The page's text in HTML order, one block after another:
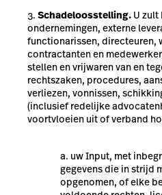
Schadeloosstelling. U
ondernemingen, externe
functionarissen, directeuren,
contractanten en
stellen en vrijwaren van en
rechtszaken, procedures,
verliezen, vonnissen,
(inclusief redelijke
voortvloeien uit of verband
uw Input, met
gegevens die in strijd
opgenomen, of elke